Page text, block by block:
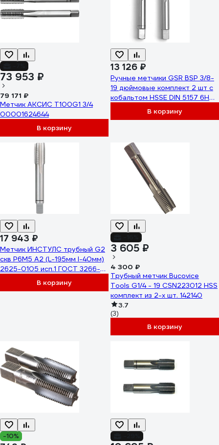
73 953 ₽
79 171 ₽
Метчик АКСИС T100G1 3/4
00001624644
В корзину
13 126 ₽
Ручные метчики GSR BSP 3/8-
19 дюймовые комплект 2 шт с
кобальтом HSSE DIN 5157 6H
для глухих и сквозных
отверстий B00159080
В корзину
17 943 ₽
Метчик ИНСТУЛС трубный G2
скв Р6М5 A2 (L-195мм I-40мм)
2625-0105 исп.1 ГОСТ 3266-81
00001417898В корзину
3 605 ₽
4 300 ₽
Трубный метчик Bucovice
Tools G1/4 - 19 CSN223012 HSS
комплект из 2-х шт. 142140
3.7
(3)
В корзину
-10%